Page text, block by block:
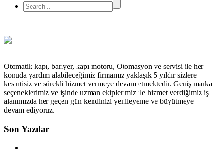
Otomatik kapı, bariyer, kapı motoru, Otomasyon ve servisi ile her
konuda yardım alabileceğimiz firmamız yaklaşık 5 yıldır sizlere
kesintisiz ve sürekli hizmet vermeye devam etmektedir. Geniş marka
seçeneklerimiz ve işinde uzman ekiplerimiz ile hizmet verdiğimiz iş
alanımızda her geçen gün kendinizi yenileyeme ve büyütmeye
devam ediyoruz.
Son Yazılar